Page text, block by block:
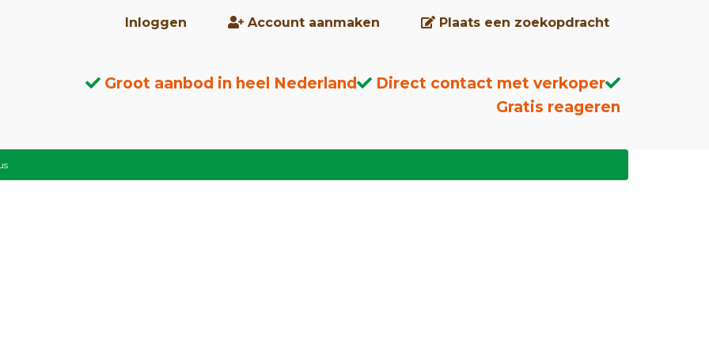
Inloggen Account aanmaken Plaats een zoekopdracht
Groot aanbod in heel Nederland
Direct contact met verkoper
Gratis reageren